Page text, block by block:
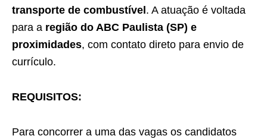
transporte de combustível . A atuação é voltada
para a região do ABC Paulista (SP) e
proximidades, com contato direto para envio de
currículo.
REQUISITOS:
Para concorrer a uma das vagas os candidatos